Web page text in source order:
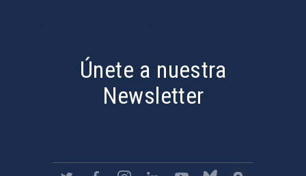
Únete a nuestra
Newsletter